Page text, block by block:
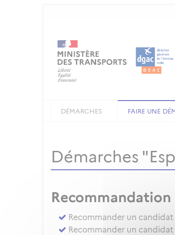
DÉMARCHES FAIRE UNE
Démarches
Recommandation
Recommander un candidat
Recommander un candidat